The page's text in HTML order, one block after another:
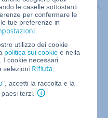
IPv4 pubblico su un
IPv4 pubblico su un
le caselle sottostanti
per confermare le
tue preferenze in
utilizzo dei cookie
politica sui cookie e nella
. I cookie necessari
selezioni Rifiuta
", accetti la raccolta e la
terzi.